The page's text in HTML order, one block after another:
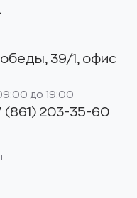
39/1, офис
до 19:00
(861) 203-35-60